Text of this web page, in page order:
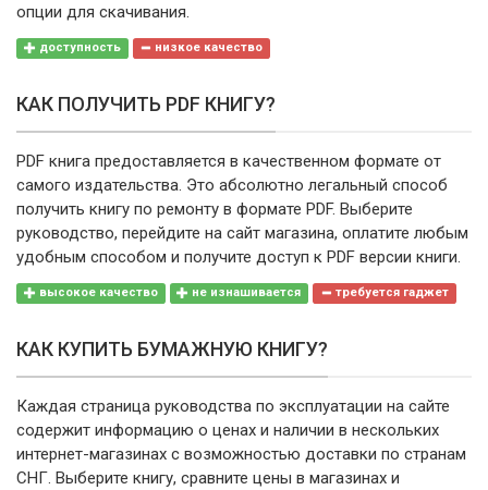
опции для скачивания.
доступность низкое качество
КАК ПОЛУЧИТЬ PDF КНИГУ?
PDF книга предоставляется в качественном формате от
самого издательства. Это абсолютно легальный способ
получить книгу по ремонту в формате PDF. Выберите
руководство, перейдите на сайт магазина, оплатите любым
удобным способом и получите доступ к PDF версии книги.
высокое качество не изнашивается требуется гаджет
КАК КУПИТЬ БУМАЖНУЮ КНИГУ?
Каждая страница руководства по эксплуатации на сайте
содержит информацию о ценах и наличии в нескольких
интернет-магазинах с возможностью доставки по странам
СНГ. Выберите книгу, сравните цены в магазинах и